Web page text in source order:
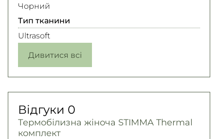
Чорний
Тип тканини
Ultrasoft
Дивитися всі
Відгуки 0
Термобілизна жіноча STIMMA Thermal
комплект